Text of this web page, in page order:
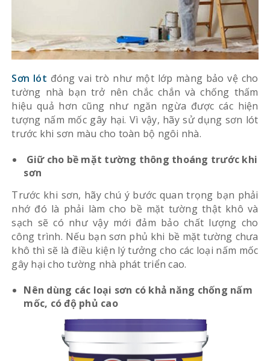
Sơn lót đóng vai trò như một lớp màng bảo vệ cho
tường nhà bạn trở nên chắc chắn và chống thấm
hiệu quả hơn cũng như ngăn ngừa được các hiện
tượng nấm mốc gây hại. Vì vậy, hãy sử dụng sơn lót
trước khi sơn màu cho toàn bộ ngôi nhà.
Giữ cho bề mặt tường thông thoáng trước khi
sơn
Trước khi sơn, hãy chú ý bước quan trọng bạn phải
nhớ đó là phải làm cho bề mặt tường thật khô và
sạch sẽ có như vậy mới đảm bảo chất lượng cho
công trình. Nếu bạn sơn phủ khi bề mặt tường chưa
khô thì sẽ là điều kiện lý tưởng cho các loại nấm mốc
gây hại cho tường nhà phát triển cao.
Nên dùng các loại sơn có khả năng chống nấm
mốc, có độ phủ cao